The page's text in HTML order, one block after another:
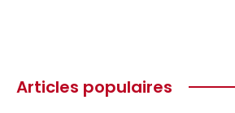
Articles populaires